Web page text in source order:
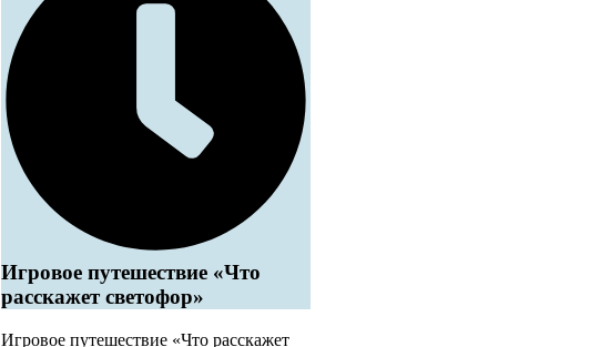
Игровое путешествие «Что
расскажет светофор»
Игровое путешествие «Что расскажет